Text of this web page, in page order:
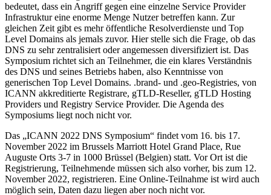
bedeutet, dass ein Angriff gegen eine einzelne Service Provider
Infrastruktur eine enorme Menge Nutzer betreffen kann. Zur
gleichen Zeit gibt es mehr öffentliche Resolverdienste und Top
Level Domains als jemals zuvor. Hier stelle sich die Frage, ob das
DNS zu sehr zentralisiert oder angemessen diversifiziert ist. Das
Symposium richtet sich an Teilnehmer, die ein klares Verständnis
des DNS und seines Betriebs haben, also Kenntnisse von
generischen Top Level Domains. .brand- und .geo-Registries, von
ICANN akkreditierte Registrare, gTLD-Reseller, gTLD Hosting
Providers und Registry Service Provider. Die Agenda des
Symposiums liegt noch nicht vor.
Das „ICANN 2022 DNS Symposium“ findet vom 16. bis 17.
November 2022 im Brussels Marriott Hotel Grand Place, Rue
Auguste Orts 3-7 in 1000 Brüssel (Belgien) statt. Vor Ort ist die
Registrierung, Teilnehmende müssen sich also vorher, bis zum 12.
November 2022, registrieren. Eine Online-Teilnahme ist wird auch
möglich sein, Daten dazu liegen aber noch nicht vor.